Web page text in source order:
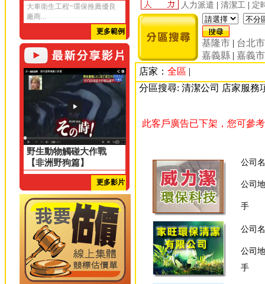
大車衛生工程~環保推薦優良
廠商...
更多範例
野生動物觸碰大作戰
【非洲野狗篇】
更多影片
人力派遣 |清潔工 定
基隆市 | 台北市
嘉義縣 |嘉義市
店家： 全區 |
分區搜尋: 清潔公司 店家服務
此客戶廣告已下架，您可參
公司
公司
手
公司
公司
手